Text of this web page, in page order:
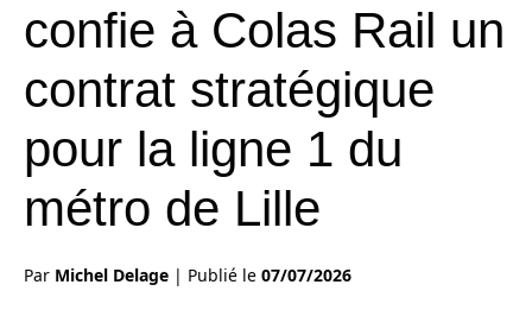
confie à Colas Rail un
contrat stratégique
pour la ligne 1 du
métro de Lille
Par Michel Delage | Publié le 07/07/2026